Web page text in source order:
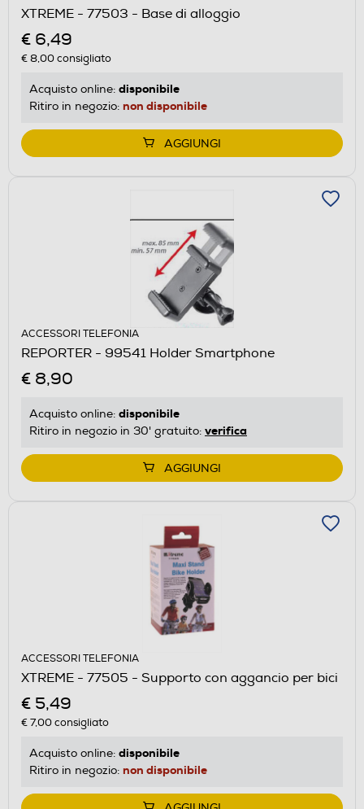
XTREME - 77503 - Base di alloggio
€ 6,49
€ 8,00consigliato
Acquisto online: disponibile
Ritiro in negozio: non disponibile
AGGIUNGI
ACCESSORI TELEFONIA
REPORTER - 99541 Holder Smartphone
€ 8,90
Acquisto online: disponibile
Ritiro in negozio in 30' gratuito: verifica
AGGIUNGI
ACCESSORI TELEFONIA
XTREME - 77505 - Supporto con aggancio per bici
€ 5,49
€ 7,00consigliato
Acquisto online: disponibile
Ritiro in negozio: non disponibile